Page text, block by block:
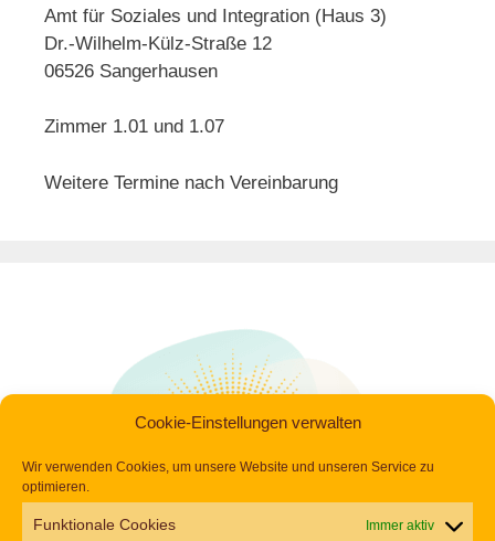
Cookie-Einstellungen verwalten
Wir verwenden Cookies, um unsere Website und unseren Service zu
optimieren.
Funktionale Cookies Immer aktiv
Amt für Soziales und Integration (Haus 3)
Dr.-Wilhelm-Külz-Straße 12
06526 Sangerhausen
Zimmer 1.01 und 1.07
Weitere Termine nach Vereinbarung